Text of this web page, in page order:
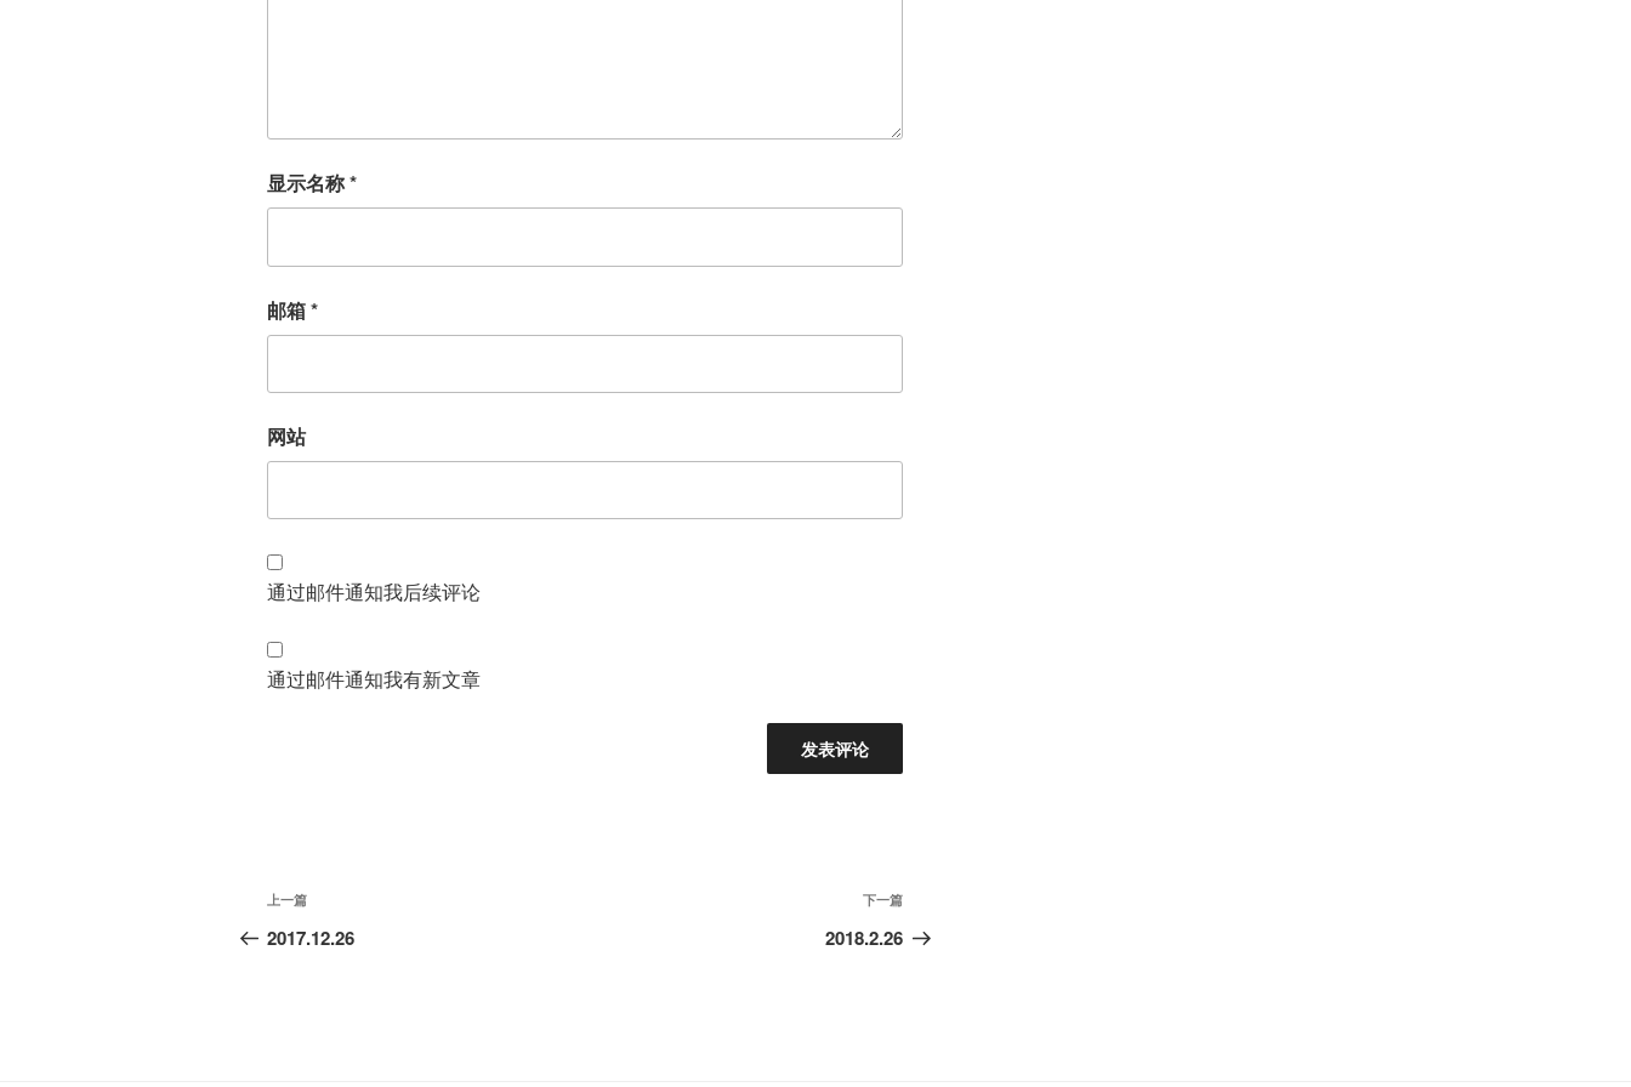
显示名称*
邮箱*
网站
通过邮件通知我后续评论
通过邮件通知我有新文章
文
章
上
一
上一篇
2017.12.26
下
一
下一篇
2018.2.26